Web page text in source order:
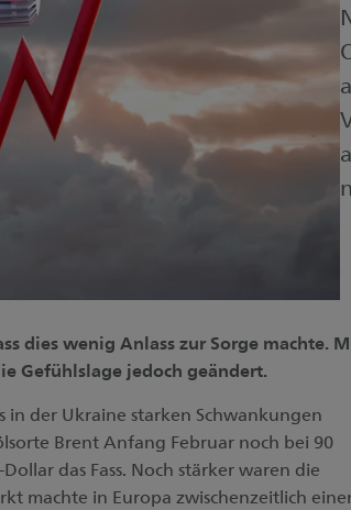
dies wenig Anlass zur Sorge machte.
Gefühlslage jedoch geändert.
in der Ukraine starken Schwankungen
Brent Anfang Februar noch bei 90
das Fass. Noch stärker waren die
machte in Europa zwischenzeitlich